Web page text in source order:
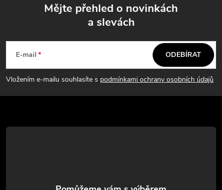
p
a
t
Mějte přehled o novinkách
a slevách
E-mail
Vložením e-mailu souhlasíte s podmínkami ochrany osobních údajů
ODEBÍRAT